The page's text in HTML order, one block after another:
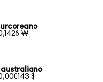
₩
australiano
$